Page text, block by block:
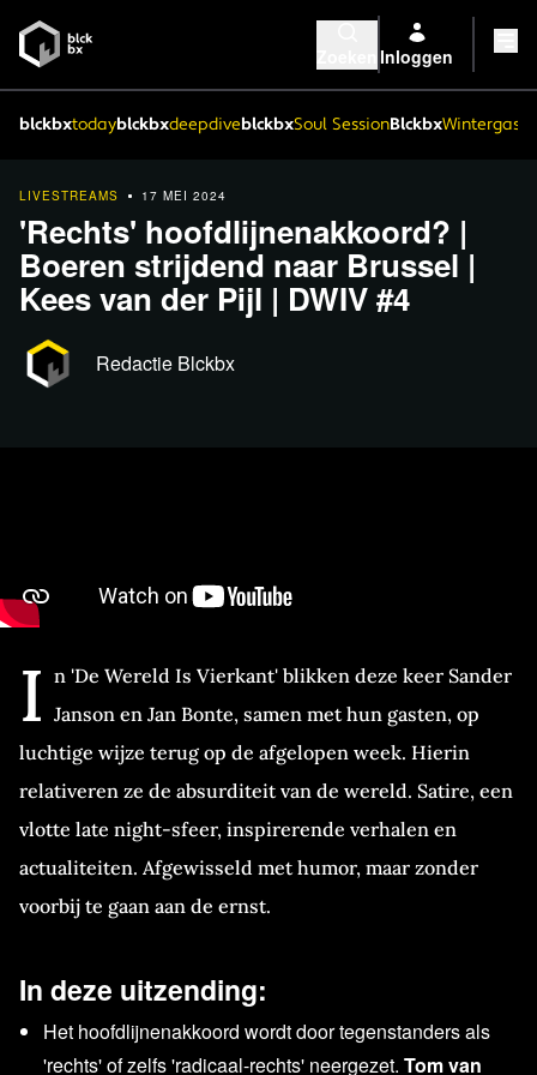
Inloggen
blckbxtodayblckbxdeepdiveblckbxSoul SessionBlckbx
LIVESTREAMS 17 MEI 2024
'Rechts' hoofdlijnenakkoord? |
Boeren strijdend naar Brussel |
Kees van der Pijl | DWIV #4
Redactie Blckbx
I n 'De Wereld Is Vierkant' blikken deze keer Sander
Janson en Jan Bonte, samen met hun gasten, op
luchtige wijze terug op de afgelopen week. Hierin
relativeren ze de absurditeit van de wereld. Satire, een
vlotte late night-sfeer, inspirerende verhalen en
actualiteiten. Afgewisseld met humor, maar zonder
voorbij te gaan aan de ernst.
In deze uitzending:
Het hoofdlijnenakkoord wordt door tegenstanders als
'rechts' of zelfs 'radicaal-rechts' neergezet. Tom van